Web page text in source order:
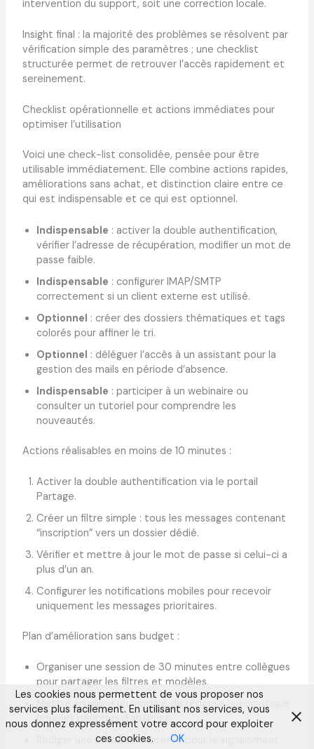
intervention du support, soit une correction locale.
Insight final : la majorité des problèmes se résolvent par
vérification simple des paramètres ; une checklist
structurée permet de retrouver l’accès rapidement et
sereinement.
Checklist opérationnelle et actions immédiates pour
optimiser l’utilisation
Voici une check-list consolidée, pensée pour être
utilisable immédiatement. Elle combine actions rapides,
améliorations sans achat, et distinction claire entre ce
qui est indispensable et ce qui est optionnel.
Indispensable : activer la double authentification,
vérifier l’adresse de récupération, modifier un mot de
passe faible.
Indispensable : configurer IMAP/SMTP
correctement si un client externe est utilisé.
Optionnel : créer des dossiers thématiques et tags
colorés pour affiner le tri.
Optionnel : déléguer l’accès à un assistant pour la
gestion des mails en période d’absence.
Indispensable : participer à un webinaire ou
consulter un tutoriel pour comprendre les
nouveautés.
Actions réalisables en moins de 10 minutes :
Activer la double authentification via le portail
Partage.
Créer un filtre simple : tous les messages contenant
“inscription” vers un dossier dédié.
Vérifier et mettre à jour le mot de passe si celui-ci a
plus d’un an.
Configurer les notifications mobiles pour recevoir
uniquement les messages prioritaires.
Plan d’amélioration sans budget :
Organiser une session de 30 minutes entre collègues
pour partager les filtres et modèles.
Mettre en place un modèle de réponse automatique
pour les périodes d’absence.
Rédiger une procédure interne pour le signalement
Les cookies nous permettent de vous proposer nos
services plus facilement. En utilisant nos services, vous
nous donnez expressément votre accord pour exploiter
ces cookies.
OK